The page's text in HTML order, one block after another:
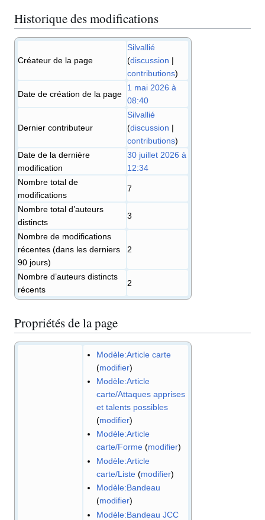
Historique des modifications
Créateur de la page
Silvallié
(discussion |
contributions)
Date de création de la page
1 mai 2026 à
08:40
Dernier contributeur
Silvallié
(discussion |
contributions)
Date de la dernière
modification
30 juillet 2026 à
12:34
Nombre total de
modifications
7
Nombre total d’auteurs
distincts
3
Nombre de modifications
récentes (dans les derniers
90 jours)
2
Nombre d’auteurs distincts
récents
2
Propriétés de la page
Modèle:Article carte
(modifier)
Modèle:Article
carte/Attaques apprises
et talents possibles
(modifier)
Modèle:Article
carte/Forme (modifier)
Modèle:Article
carte/Liste (modifier)
Modèle:Bandeau
(modifier)
Modèle:Bandeau JCC